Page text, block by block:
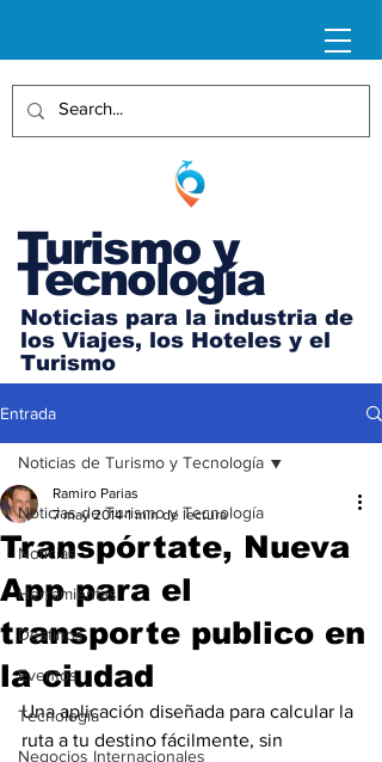
Turismo y
Tecnología
Noticias para la industria de
los Viajes, los Hoteles y el
Turismo
Entrada
Noticias de Turismo y Tecnología
Noticias
Herramientas
Destinos
Eventos
Tecnología
Negocios Internacionales
Noticias de Turismo y Tecnología
Transpórtate, Nueva
App para el
transporte publico en
la ciudad
Ramiro Parias
7 may 2014 1 min de lectura
Una aplicación diseñada para calcular la
ruta a tu destino fácilmente, sin